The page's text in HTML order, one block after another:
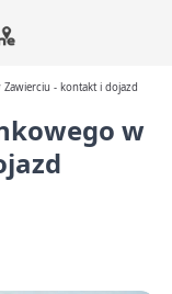
- kontakt i dojazd
w